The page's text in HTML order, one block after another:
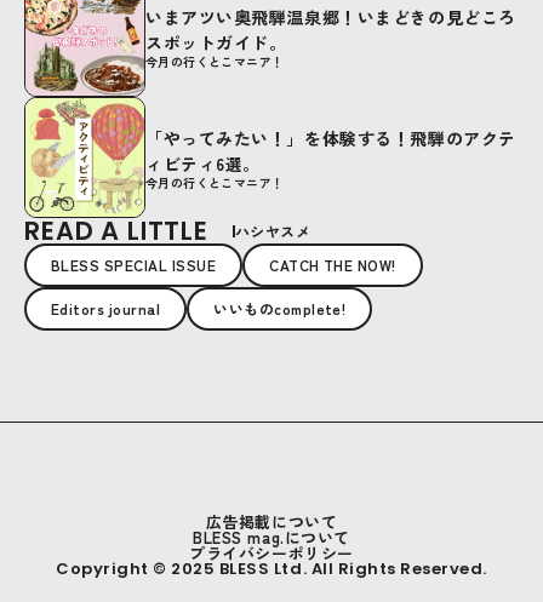
今月の行くとこマニア！
いまアツい奥飛騨温泉郷！いまどきの見どころ
スポットガイド。
今月の行くとこマニア！
「やってみたい！」を体験する！飛騨のアクテ
ィビティ6選。
READ A LITTLE
ハシヤスメ
BLESS SPECIAL ISSUE
CATCH THE NOW!
Editors journal いいものcomplete!
広告掲載について
BLESS mag.について
プライバシーポリシー
Copyright © 2025 BLESS Ltd. All Rights Reserved.